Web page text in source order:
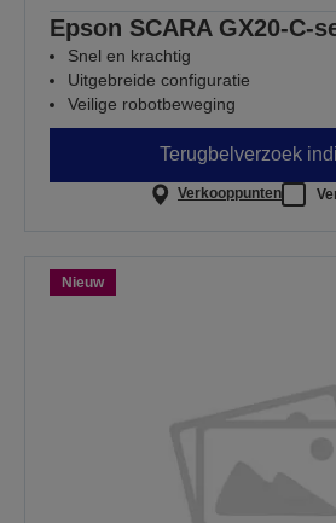
Epson SCARA GX20-C-
Snel en krachtig
Uitgebreide configuratie
Veilige robotbeweging
Terugbelverzoek
Verkooppunten
Nieuw